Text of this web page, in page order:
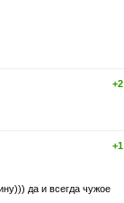
+2
+1
да и всегда чужое